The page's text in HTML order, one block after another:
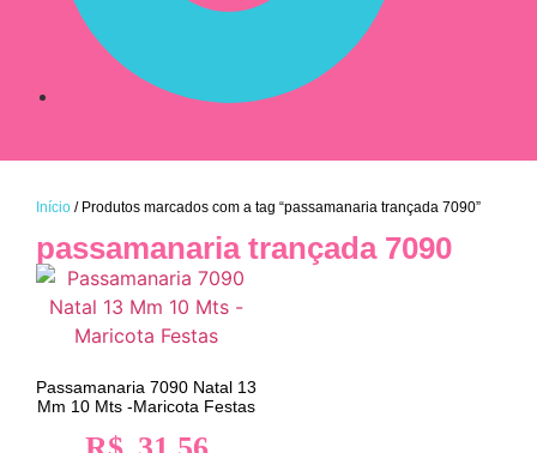
Início / Produtos marcados com a tag “passamanaria trançada 7090”
passamanaria trançada 7090
Passamanaria 7090 Natal 13
Mm 10 Mts -Maricota Festas